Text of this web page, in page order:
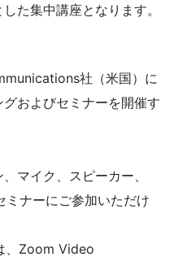
た集中講座となります。
社（米国）に
およびセミナーを開催す
マイク、スピーカー、
ミナーにご参加いただけ
、Zoom Video